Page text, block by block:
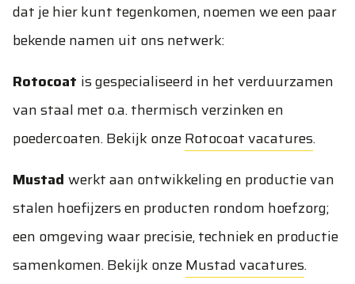
dat je hier kunt tegenkomen, noemen we een paar
bekende namen uit ons netwerk:
Rotocoat is gespecialiseerd in het verduurzamen
van staal met o.a. thermisch verzinken en
poedercoaten. Bekijk onzeRotocoat vacatures.
Mustad werkt aan ontwikkeling en productie van
stalen hoefijzers en producten rondom hoefzorg;
een omgeving waar precisie, techniek en productie
samenkomen. Bekijk onzeMustad vacatures.